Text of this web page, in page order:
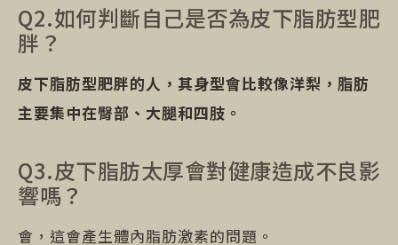
Q2.如何判斷自己是否為皮下脂肪型肥
胖？
皮下脂肪型肥胖的人，其身型會比較像洋梨，脂肪
主要集中在臀部、大腿和四肢。
Q3.皮下脂肪太厚會對健康造成不良影
響嗎？
會，這會產生體內脂肪激素的問題。